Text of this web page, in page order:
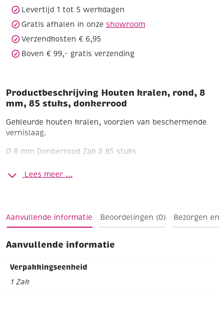
Levertijd 1 tot 5 werkdagen
Gratis afhalen in onze showroom
Verzendkosten € 6,95
Boven € 99,- gratis verzending
Productbeschrijving Houten kralen, rond, 8
mm, 85 stuks, donkerrood
Gekleurde houten kralen, voorzien van beschermende
vernislaag.
Ø 8 mm Donkerrood Zak à 85 stuks
Lees meer ...
Aanvullende informatie Beoordelingen (0) Bezorgen
Aanvullende informatie
Verpakkingseenheid
1 Zak